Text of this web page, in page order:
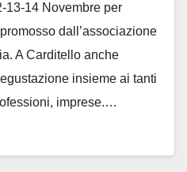
13-14 Novembre per
dall’associazione
A Carditello anche
insieme ai tanti
imprese.…